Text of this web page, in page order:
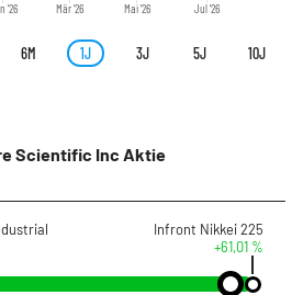
'26 Mär '26 Mai '26 Jul '26
6M 1J 3J 5J 10J
Scientific Inc Aktie
Infront Nikkei 225
+61,01 %